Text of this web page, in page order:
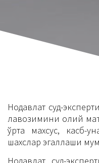
Нодавлат суд-
лавозимини олий
ўрта махсус, касб-
шахслар эгаллаши
Нодавлат суд-